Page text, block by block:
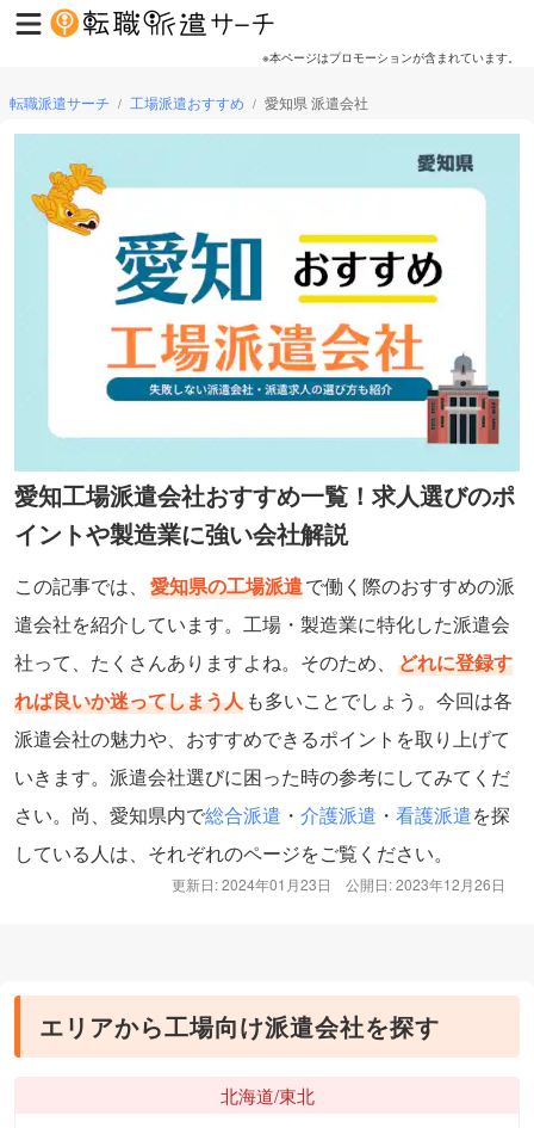
※本ページはプロモーションが含まれています。
転職派遣サーチ / 工場派遣おすすめ / 愛知県 派遣会社
愛知工場派遣会社おすすめ一覧！求人選びのポ
イントや製造業に強い会社解説
この記事では、 愛知県の工場派遣で働く際のおすすめの派
遣会社を紹介しています。工場・製造業に特化した派遣会
社って、たくさんありますよね。そのため、 どれに登録す
れば良いか迷ってしまう人 も多いことでしょう。今回は各
派遣会社の魅力や、おすすめできるポイントを取り上げて
いきます。派遣会社選びに困った時の参考にしてみてくだ
さい。尚、愛知県内で総合派遣 ・ 介護派遣 ・ 看護派遣を探
している人は、それぞれのページをご覧ください。
更新日: 2024年01月23日 公開日: 2023年12月26日
エリアから工場向け派遣会社を探す
北海道/東北